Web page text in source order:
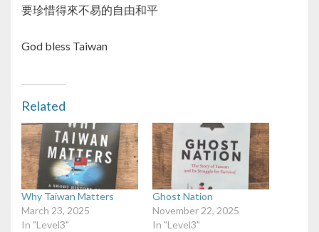
要珍惜得來不易的自由和平
God bless Taiwan
Related
Why Taiwan Matters
March 23, 2025
In "Level3"
Ghost Nation
November 22, 2025
In "Level3"